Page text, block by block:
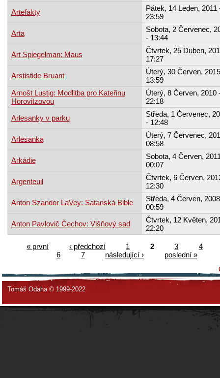
Artefakty
Pátek, 14 Leden, 2011
23:59
Arta
Sobota, 2 Červenec,
- 13:44
Art Spiegelman: Maus
Čtvrtek, 25 Duben,
17:27
Arstistide Bruant
Úterý, 30 Červen,
13:59
Arnošt Lustig: Modlitba pro Kateřinu
Horovitzovou
Úterý, 8 Červen, 2010
22:18
Arlesanky v parku
Středa, 1 Červenec,
- 12:48
Arlesanka
Úterý, 7 Červenec,
08:58
Arkádie
Sobota, 4 Červen,
00:07
Argenteuil
Čtvrtek, 6 Červen,
12:30
Anton Szandor LaVey: Satanská Bible
Středa, 4 Červen,
00:59
Anton Pavlovič Čechov: Višňový sad
Čtvrtek, 12 Květen,
22:20
« první ‹ předchozí 1 2 3
4
6
7 následující ›
poslední »
Tomáš Odaha © 1999-2022